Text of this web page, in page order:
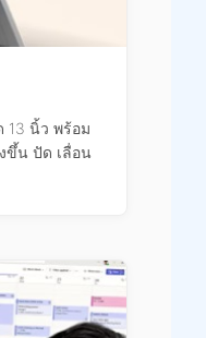
13 นิ้ว พร้อม
ขึ้น ปัด เลื่อน